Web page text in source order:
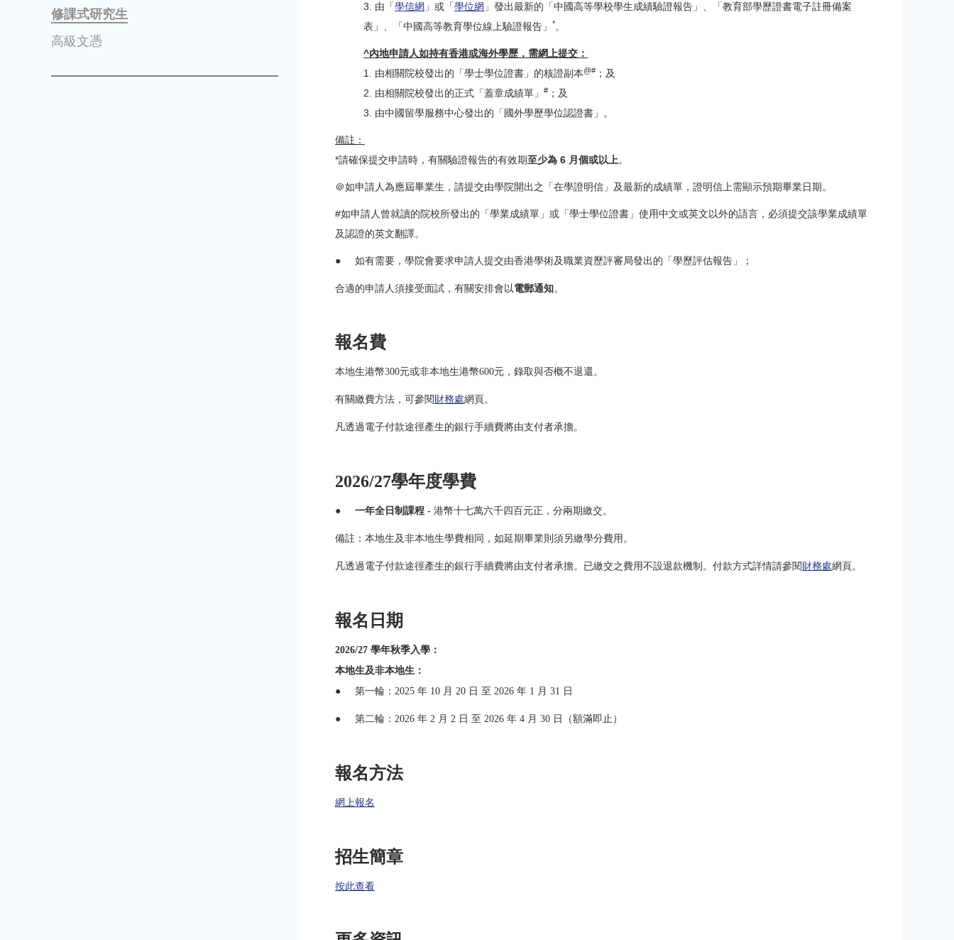
修課式研究生
高級文憑
3. 由「學信網 」或「學位網 」發出最新的「中國高等學校學生成績驗證報告」、「教育部學歷證書電子註冊備案
表」、「中國高等教育學位線上驗證報告」
*。
^內地申請人如持有香港或海外學歷，需網上提交：
1. 由相關院校發出的「學士學位證書」的核證副本@# ；及
2. 由相關院校發出的正式「蓋章成績單」
# ；及
3. 由中國留學服務中心發出的「國外學歷學位認證書」。
備註：
*請確保提交申請時，有關驗證報告的有效期至少為 6 月個或以上。
＠如申請人為應屆畢業生，請提交由學院開出之「在學證明信」及最新的成績單，證明信上需顯示預期畢業日期。
#如申請人曾就讀的院校所發出的「學業成績單」或「學士學位證書」使用中文或英文以外的語言，必須提交該學業成績單
及認證的英文翻譯。
● 如有需要，學院會要求申請人提交由香港學術及職業資歷評審局發出的「學歷評估報告」；
合適的申請人須接受面試，有關安排會以電郵通知。
報名費
本地生港幣300元或非本地生港幣600元，錄取與否概不退還。
有關繳費方法，可參閱 財務處網頁。
凡透過電子付款途徑產生的銀行手續費將由支付者承擔。
2026/27學年度學費
● 一年全日制課程 - 港幣十七萬六千四百元正，分兩期繳交。
備註：本地生及非本地生學費相同，如延期畢業則須另繳學分費用。
凡透過電子付款途徑產生的銀行手續費將由支付者承擔。已繳交之費用不設退款機制。 付款方式詳情請參閱 財務處網頁。
報名日期
2026/27 學年秋季入學：
本地生及非本地生：
● 第一輪：2025 年 10 月 20 日 至 2026 年 1 月 31 日
● 第二輪：2026 年 2 月 2 日 至 2026 年 4 月 30 日（額滿即止）
報名方法
網上報名
招生簡章
按此查看